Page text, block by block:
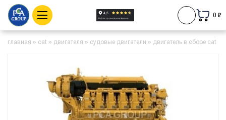
0 ₽
главная » cat » двигателя » судовые двигатели » двигатель в сборе cat